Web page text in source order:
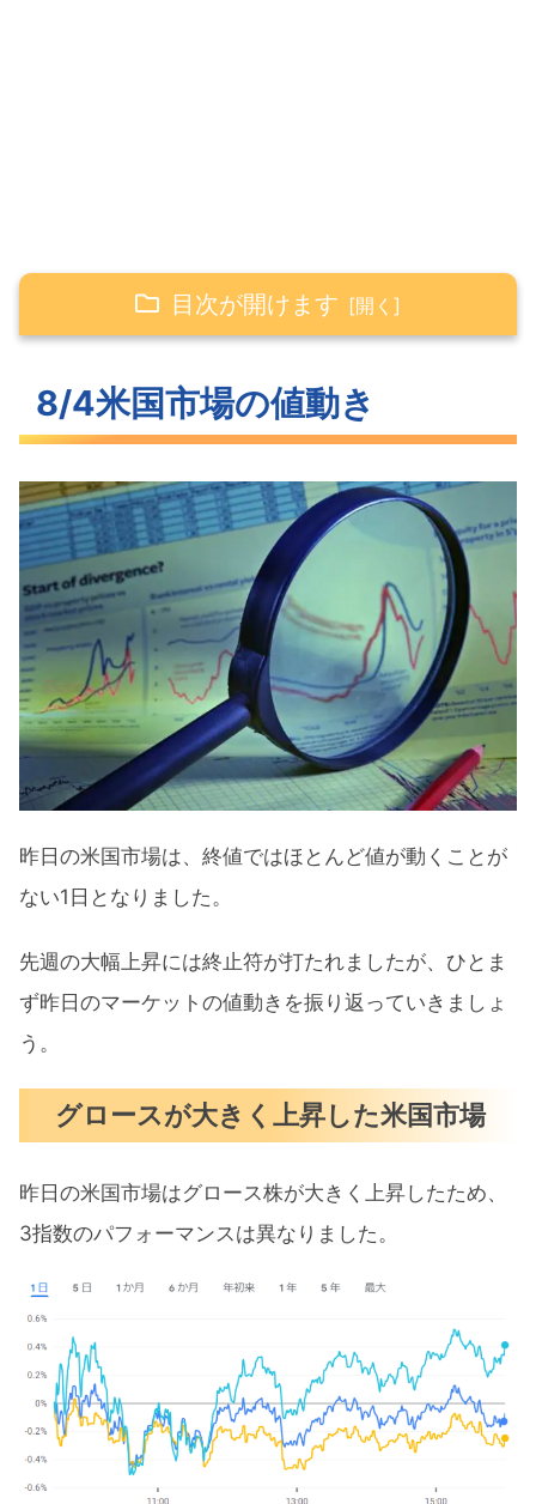
目次が開けます
グロースが大きく上昇した米国市場
前日に続き低下したVIX
S&P500ヒートマップ
セクター別パフォーマンス
米国市場に影響がありそうなトピック
ス
今週の注目決算
昨日発表された注目の決算
【踊り場となった米国市場】リセッション懸
8/4米国市場の値動き
昨日の米国市場は、終値ではほとんど値が動くことが
ない1日となりました。
先週の大幅上昇には終止符が打たれましたが、ひとま
ず昨日のマーケットの値動きを振り返っていきましょ
う。
グロースが大きく上昇した米国市場
昨日の米国市場はグロース株が大きく上昇したため、
3指数のパフォーマンスは異なりました。